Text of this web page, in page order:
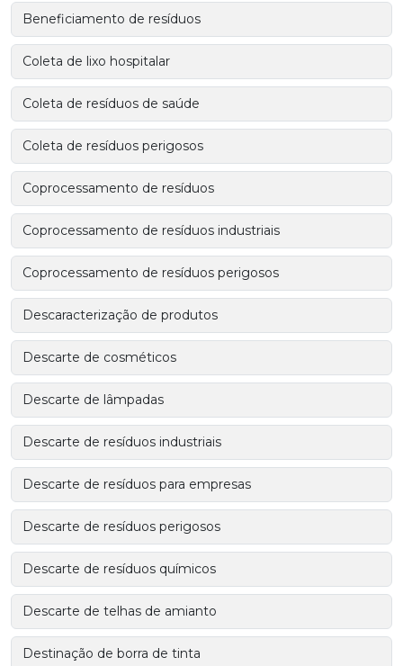
Beneficiamento de resíduos
Coleta de lixo hospitalar
Coleta de resíduos de saúde
Coleta de resíduos perigosos
Coprocessamento de resíduos
Coprocessamento de resíduos industriais
Coprocessamento de resíduos perigosos
Descaracterização de produtos
Descarte de cosméticos
Descarte de lâmpadas
Descarte de resíduos industriais
Descarte de resíduos para empresas
Descarte de resíduos perigosos
Descarte de resíduos químicos
Descarte de telhas de amianto
Destinação de borra de tinta